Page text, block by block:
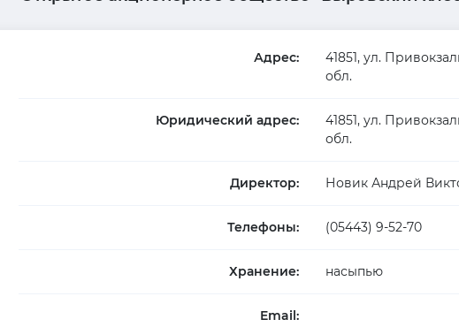
Адрес:
41851, ул.
обл.
Юридический адрес:
41851, ул.
обл.
Директор: Новик Андрей
Телефоны: (05443) 9-52-70
Хранение: насыпью
Email: